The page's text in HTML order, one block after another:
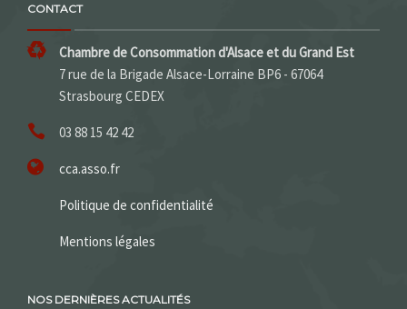
CONTACT
Chambre de Consommation d'Alsace et du Grand Est
7 rue de la Brigade Alsace-Lorraine BP6 - 67064
Strasbourg CEDEX
03 88 15 42 42
cca.asso.fr
Politique de confidentialité
Mentions légales
NOS DERNIÈRES ACTUALITÉS